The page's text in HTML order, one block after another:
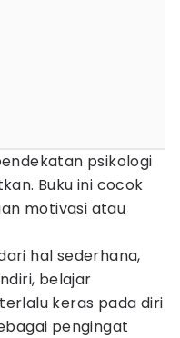
psikologi
Buku ini cocok
motivasi atau
hal sederhana,
belajar
keras pada diri
pengingat